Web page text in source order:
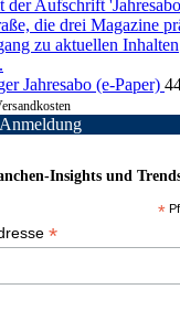
Jahresabo (e-Paper)
Insights und
*
*